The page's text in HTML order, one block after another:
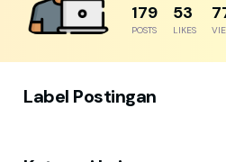
192
POSTS
57
LIKES
Label Postingan